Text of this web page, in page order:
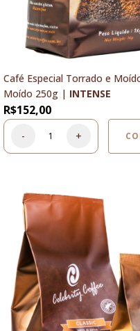
Café Especial Torrado e
Moído 250g | INTENSE
R$152,00
- +